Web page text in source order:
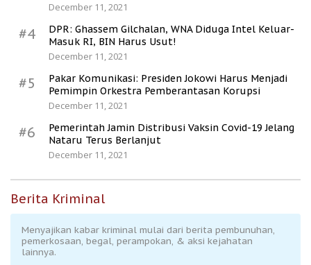
December 11, 2021
#4
DPR: Ghassem Gilchalan, WNA Diduga Intel Keluar-
Masuk RI, BIN Harus Usut!
December 11, 2021
#5
Pakar Komunikasi: Presiden Jokowi Harus Menjadi
Pemimpin Orkestra Pemberantasan Korupsi
December 11, 2021
#6
Pemerintah Jamin Distribusi Vaksin Covid-19 Jelang
Nataru Terus Berlanjut
December 11, 2021
Berita Kriminal
Menyajikan kabar kriminal mulai dari berita pembunuhan,
pemerkosaan, begal, perampokan, & aksi kejahatan
lainnya.